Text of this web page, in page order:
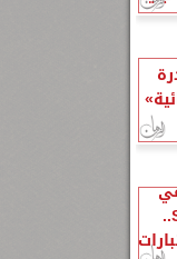
مدارس STEM 2026..